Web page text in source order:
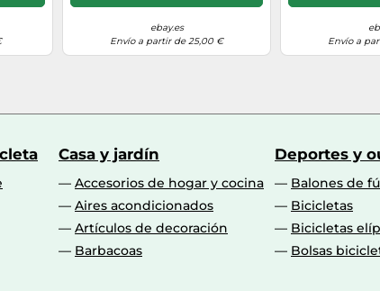
ebay.es
Envío a partir de 25,00 €
Envío a
Casa y jardín
Accesorios de hogar y cocina
Aires acondicionados
Artículos de decoración
Barbacoas
Deportes y
Balones de
Bicicletas
Bicicletas
Bolsas